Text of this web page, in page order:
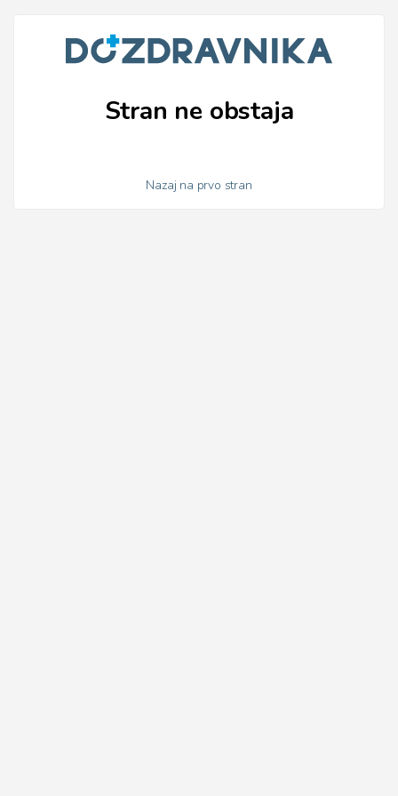
Stran ne obstaja
Nazaj na prvo stran